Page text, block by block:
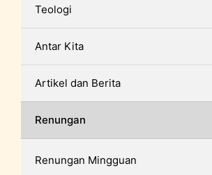
Teologi
Antar Kita
Artikel dan Berita
Renungan
Renungan Mingguan